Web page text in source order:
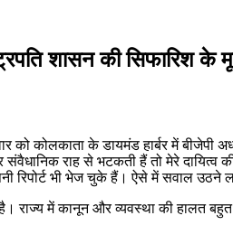
शासन की सिफारिश के
को कोलकाता के डायमंड हार्बर में
राह से भटकती हैं तो मेरे
भी भेज चुके हैं। ऐसे में सवाल उठने
राज्य में कानून और व्यवस्था की हालत